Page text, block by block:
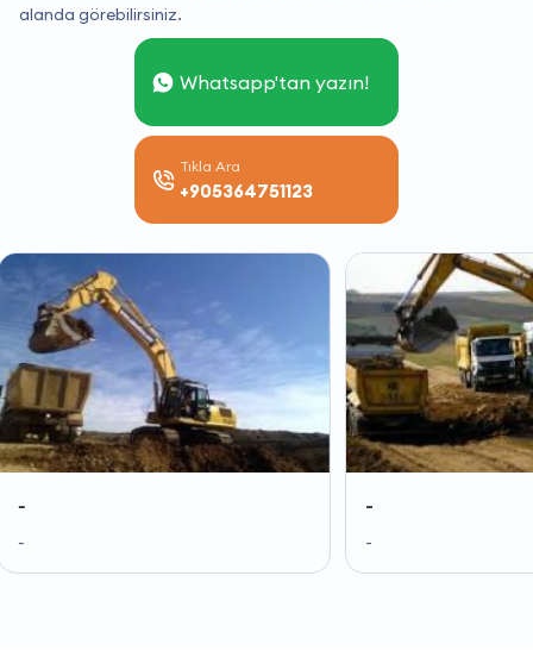
alanda görebilirsiniz.
Whatsapp'tan yazın!
Tıkla Ara
+905364751123